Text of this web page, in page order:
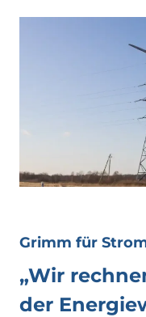
Grimm für
„Wir
der